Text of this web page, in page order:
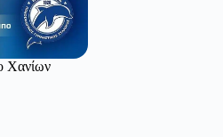
Χανίων